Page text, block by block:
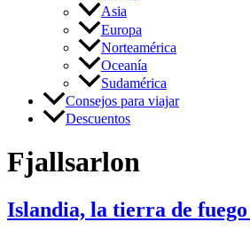
Asia
Europa
Norteamérica
Oceanía
Sudamérica
Consejos para viajar
Descuentos
Fjallsarlon
Islandia, la tierra de